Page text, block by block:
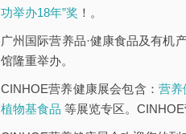
功举办18年”奖 ！。
广州国际营养品·健康食品及有机
馆隆重举办。
CINHOE营养健康展会包含： 营养
植物基食品 等展览专区。